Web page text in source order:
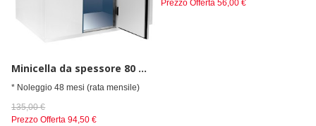
Minicella da spessore 80 mm, h=2010 mm, 2700x2700 mm
* Noleggio 48 mesi (rata mensile)
135,00 €
Prezzo Offerta 94,50 €
Prezzo Offerta 56,00 €